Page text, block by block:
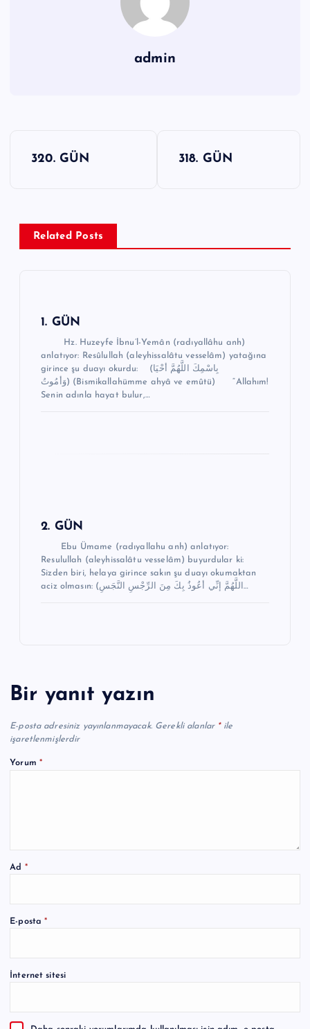
admin
e
320. GÜN 318. GÜN
Related Posts
1. GÜN
Hz. Huzeyfe İbnu’l-Yemân (radıyallâhu anh)
anlatıyor: Resûlullah (aleyhissalâtu vesselâm) yatağına
girince şu duayı okurdu: (بِاسْمِكَ اللَّهُمَّ أحْيَا
وَأمُوتُ) (Bismikallahümme ahyâ ve emûtü) “Allahım!
Senin adınla hayat bulur,…
2. GÜN
Ebu Ümame (radıyallahu anh) anlatıyor:
Resulullah (aleyhissalâtu vesselâm) buyurdular ki:
Sizden biri, helaya girince sakın şu duayı okumaktan
aciz olmasın: (اللَّهُمَّ إنِّي أعُوذُ بِكَ مِنَ الرِّجْسِ النَّجَسِ…
Bir yanıt yazın
E-posta adresiniz yayınlanmayacak. Gerekli alanlar *ile
işaretlenmişlerdir
Yorum *
Ad *
E-posta*
İnternet sitesi
A
e
a